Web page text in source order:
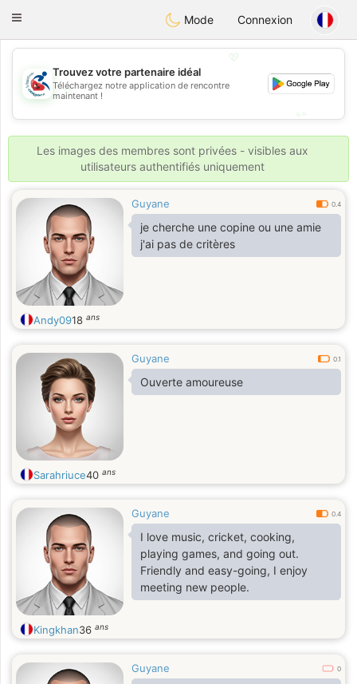
Handi Space
Toggle
Mode Connexion
💖
💕
Trouvez votre partenaire idéal
Téléchargez notre application de rencontre
maintenant !
Les images des membres sont privées - visibles aux
utilisateurs authentifiés uniquement
Guyane 0.4
je cherche une copine ou une amie
j'ai pas de critères
Andy0918 ans
Guyane 0.1
Ouverte amoureuse
Sarahriuce40 ans
Guyane 0.4
I love music, cricket, cooking,
playing games, and going out.
Friendly and easy-going, I enjoy
meeting new people.
Kingkhan36 ans
Guyane 0